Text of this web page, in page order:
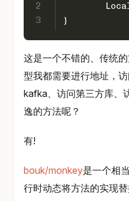
2
3
}
这是一个不错的、传统
型我都需要进行地址，
kafka、访问第三方库、
逸的方法呢？
有!
bouk/monkey是一个相
行时动态将方法的实现